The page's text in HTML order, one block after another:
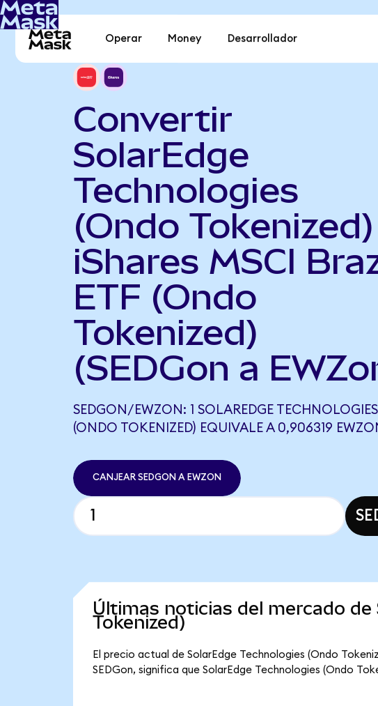
Operar Money Desarrollador
Convertir
SolarEdge
Technologies
(Ondo
iShares MSCI
ETF (Ondo
Tokenized)
(SEDGon a
SEDGON/EWZON: 1 SOLAREDGE TECHNOLOGIES
(ONDO TOKENIZED) EQUIVALE A 0,906319
CANJEAR SEDGON A EWZON
Últimas noticias del mercado de
Tokenized)
El precio actual de SolarEdge Technologies (Ondo
SEDGon, significa que SolarEdge Technologies (Ondo